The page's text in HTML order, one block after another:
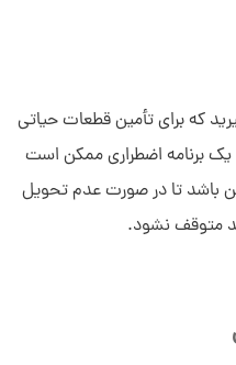
که برای تأمین قطعات حیاتی
برنامه اضطراری ممکن است
باشد تا در صورت عدم تحویل
متوقف نشود.